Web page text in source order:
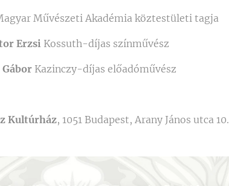
Művészeti Akadémia köztestületi tagja
Erzsi Kossuth-díjas színművész
Kazinczy-díjas előadóművész
Kultúrház, 1051 Budapest, Arany János utca 10.